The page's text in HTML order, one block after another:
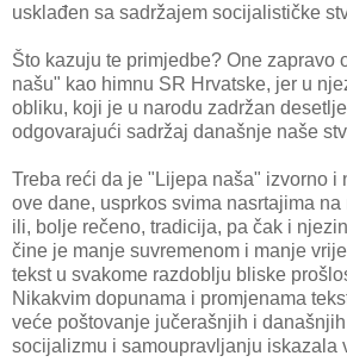
usklađen sa sadržajem socijalističke
Što kazuju te primjedbe? One zapravo
našu" kao himnu SR Hrvatske, jer u
obliku, koji je u narodu zadržan
odgovarajući sadržaj današnje naše
Treba reći da je "Lijepa naša" izvorno i
ove dane, usprkos svima nasrtajima
ili, bolje rečeno, tradicija, pa čak i
čine je manje suvremenom i manje
tekst u svakome razdoblju bliske
Nikakvim dopunama i promjenama
veće poštovanje jučerašnjih i
socijalizmu i samoupravljanju iskazala